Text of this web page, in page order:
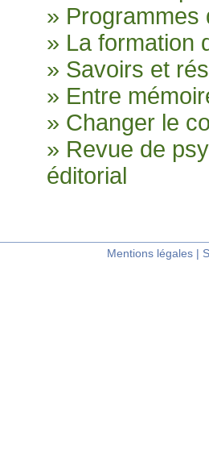
» Programmes
» La formation
» Savoirs et
» Entre
» Changer le
» Revue de
éditorial
Mentions légales |